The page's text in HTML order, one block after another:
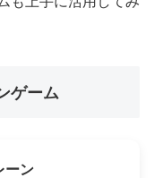
ゲーム
ーン